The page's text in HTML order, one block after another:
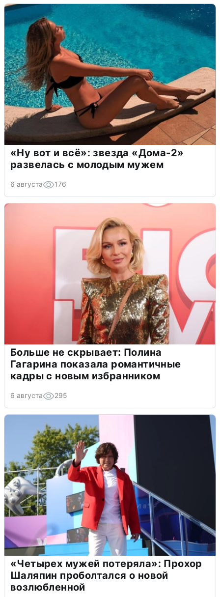
«Ну вот и всё»: звезда «Дома-2»
развелась с молодым мужем
6 августа 176
Больше не скрывает: Полина
Гагарина показала романтичные
кадры с новым избранником
6 августа 295
«Четырех мужей потеряла»: Прохор
Шаляпин проболтался о новой
возлюбленной